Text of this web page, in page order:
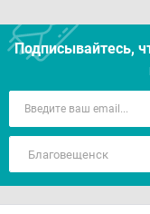
Подписывайтесь,